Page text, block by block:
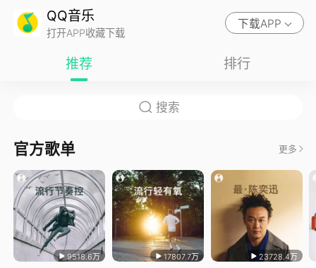
QQ音乐
打开APP收藏下载
下载APP
推荐 排行
官方歌单 更多
9518.6万 17807.7万 23728.4万